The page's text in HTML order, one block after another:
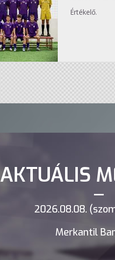
Értékelő.
AKTUÁLIS
2026.08.08.
Merkantil